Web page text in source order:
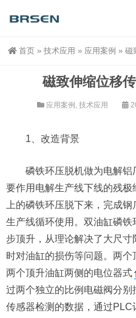
首页 » 技术应用 » 应用案例 » 磁
磁致伸缩位移
应用案例 , 技术应用
1、改造背景
磷铁环压脱机做为电解
要作用电解生产线下线的残
上的磷铁环压脱下来，完成
生产线循环使用。双油缸磷
步顶升，从理论解决了大尺
时对油缸的损伤等问题。两
两个顶升油缸两侧的电位器式
过两个独立的比例电磁阀分
传感器检测的数据，通过